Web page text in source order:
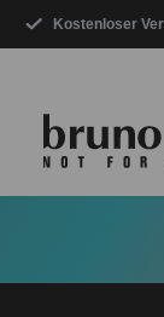
Kostenloser